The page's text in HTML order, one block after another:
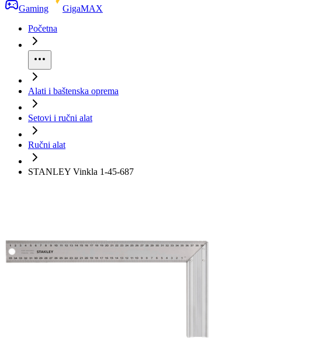
Gaming
GigaMAX
Početna
Alati i baštenska oprema
Setovi i ručni alat
Ručni alat
STANLEY Vinkla 1-45-687